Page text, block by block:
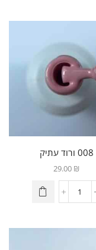
008 ורוד עתיק
29.00 ₪